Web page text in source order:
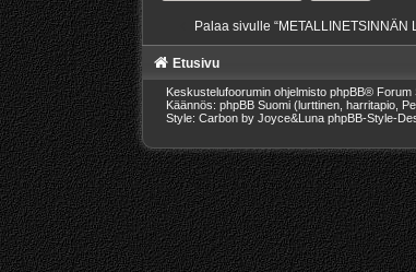
Palaa sivulle “METALLINETSINNÄN
Etusivu
Keskustelufoorumin ohjelmisto phpBB® Forum
Käännös: phpBB Suomi (lurttinen, harritapio,
Style: Carbon by Joyce&Luna phpBB-Style-